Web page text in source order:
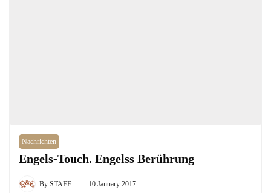
Nachrichten
Engels-Touch. Engelss Berührung
By STAFF 10 January 2017